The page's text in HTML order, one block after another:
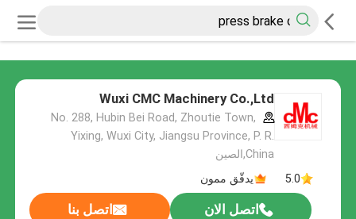
Wuxi CMC Machinery Co.,Ltd
No. 288, Hubin Bei Road, Zhoutie Town,
Yixing, Wuxi City, Jiangsu Province, P. R.
China,الصين
5.0
يدقّق ممون
اتصل الان اتصل بنا